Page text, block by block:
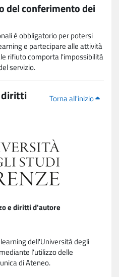
del conferimento dei
è obbligatorio per potersi
e partecipare alle attività
rifiuto comporta l'impossibilità
servizio.
Torna all'inizio
diritti
e diritti d'autore
dell'Università degli
l'utilizzo delle
di Ateneo.